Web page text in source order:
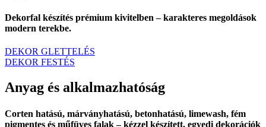
Dekorfal készítés prémium kivitelben – karakteres megoldások
modern terekbe.
DEKOR GLETTELÉS
DEKOR FESTÉS
Anyag és alkalmazhatóság
Corten hatású, márványhatású, betonhatású, limewash, fém
pigmentes és műfüves falak – kézzel készített, egyedi dekorációk